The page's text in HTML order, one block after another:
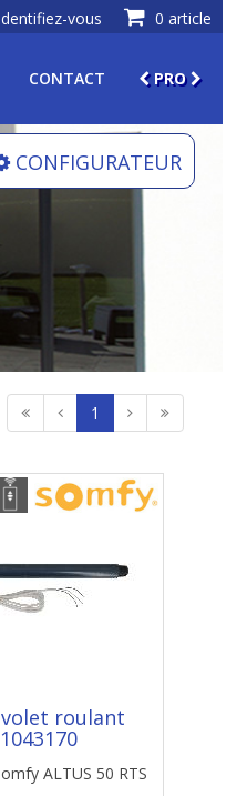
0 article
vous
CONTACT PRO
CONFIGURATEUR
1
roulant
ALTUS 50 RTS